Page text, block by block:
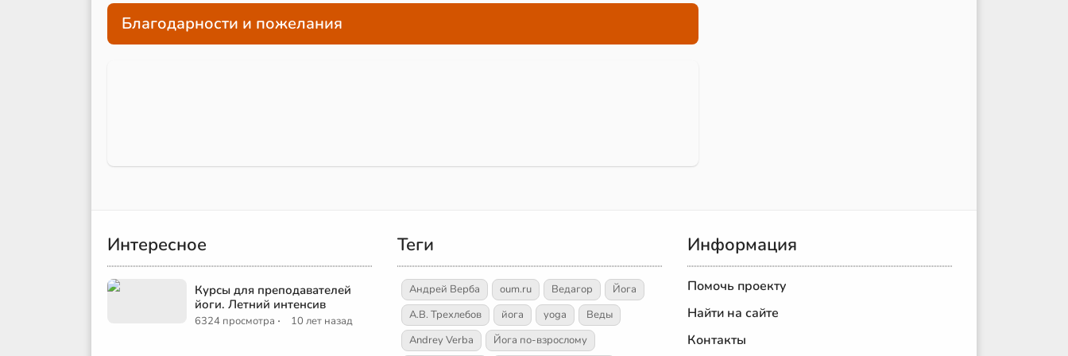
Благодарности и пожелания
Интересное
Курсы для преподавателей
йоги. Летний интенсив
6324 просмотра · 10 лет назад
Теги
Андрей Верба oum.ru Ведагор
Йога
А.В. Трехлебов
йога yoga
Веды
Andrey Verba
Йога по-взрослому
Информация
Помочь проекту
Найти на сайте
Контакты